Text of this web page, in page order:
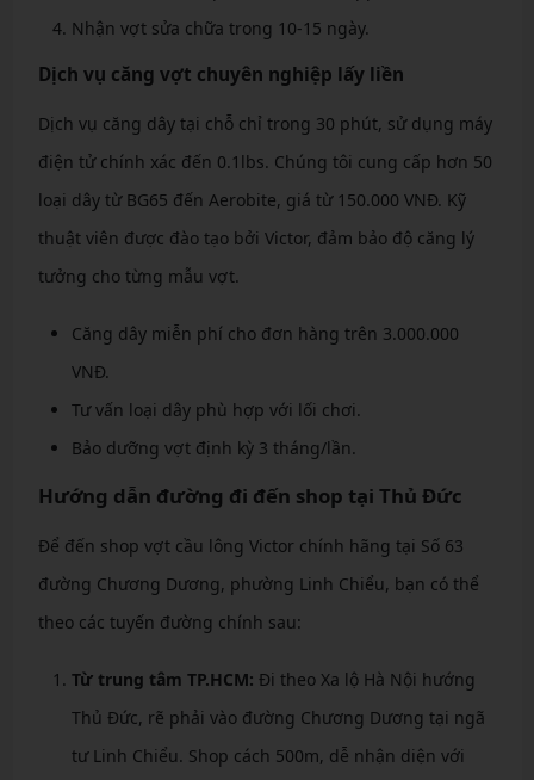
Nhận vợt sửa chữa trong 10-15 ngày.
Dịch vụ căng vợt chuyên nghiệp lấy liền
Dịch vụ căng dây tại chỗ chỉ trong 30 phút, sử dụng máy
điện tử chính xác đến 0.1lbs. Chúng tôi cung cấp hơn 50
loại dây từ BG65 đến Aerobite, giá từ 150.000 VNĐ. Kỹ
thuật viên được đào tạo bởi Victor, đảm bảo độ căng lý
tưởng cho từng mẫu vợt.
Căng dây miễn phí cho đơn hàng trên 3.000.000
VNĐ.
Tư vấn loại dây phù hợp với lối chơi.
Bảo dưỡng vợt định kỳ 3 tháng/lần.
Hướng dẫn đường đi đến shop tại Thủ Đức
Để đến shop vợt cầu lông Victor chính hãng tại Số 63
đường Chương Dương, phường Linh Chiểu, bạn có thể
theo các tuyến đường chính sau:
Từ trung tâm TP.HCM: Đi theo Xa lộ Hà Nội hướng
Thủ Đức, rẽ phải vào đường Chương Dương tại ngã
tư Linh Chiểu. Shop cách 500m, dễ nhận diện với